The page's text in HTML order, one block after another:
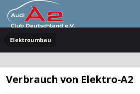
Elektroumbau
Verbrauch von Elektro-A2